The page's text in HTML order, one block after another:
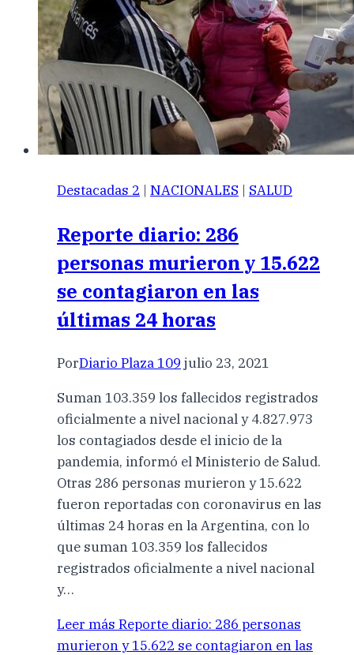
Destacadas 2 | NACIONALES | SALUD
Reporte diario: 286
personas murieron y 15.622
se contagiaron en las
últimas 24 horas
PorDiario Plaza 109 julio 23, 2021
Suman 103.359 los fallecidos registrados
oficialmente a nivel nacional y 4.827.973
los contagiados desde el inicio de la
pandemia, informó el Ministerio de Salud.
Otras 286 personas murieron y 15.622
fueron reportadas con coronavirus en las
últimas 24 horas en la Argentina, con lo
que suman 103.359 los fallecidos
registrados oficialmente a nivel nacional
y…
Leer más Reporte diario: 286 personas
murieron y 15.622 se contagiaron en las